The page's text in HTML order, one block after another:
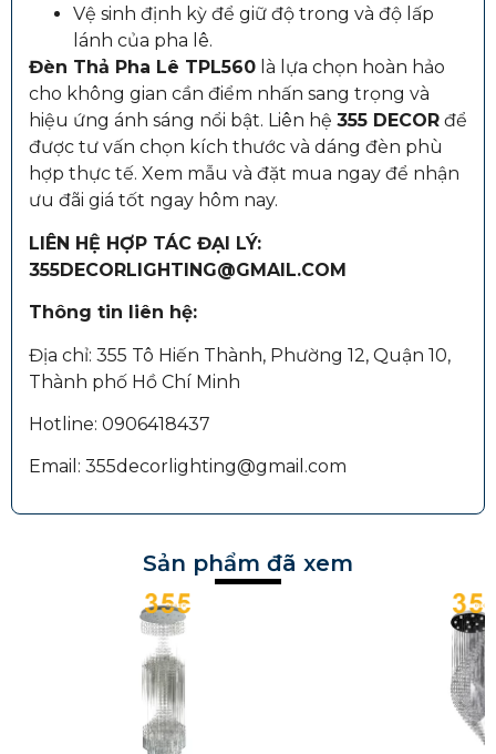
Vệ sinh định kỳ để giữ độ trong và độ lấp
lánh của pha lê.
Đèn Thả Pha Lê TPL560 là lựa chọn hoàn hảo
cho không gian cần điểm nhấn sang trọng và
hiệu ứng ánh sáng nổi bật. Liên hệ 355 DECOR để
được tư vấn chọn kích thước và dáng đèn phù
hợp thực tế. Xem mẫu và đặt mua ngay để nhận
ưu đãi giá tốt ngay hôm nay.
LIÊN HỆ HỢP TÁC ĐẠI LÝ:
355DECORLIGHTING@GMAIL.COM
Thông tin liên hệ:
Địa chỉ: 355 Tô Hiến Thành, Phường 12, Quận 10,
Thành phố Hồ Chí Minh
Hotline: 0906418437
Email: 355decorlighting@gmail.com
Sản phẩm đã xem